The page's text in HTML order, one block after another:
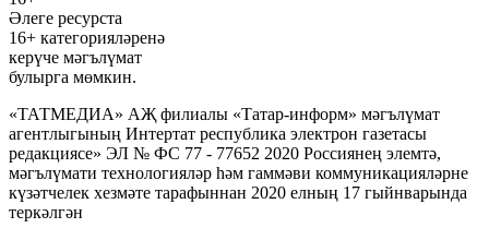
Әлеге ресурста
16+ категорияләренә
керүче мәгълүмат
булырга мөмкин.
«ТАТМЕДИА» АҖ филиалы «Татар-информ» мәгълүмат
агентлыгының Интертат республика электрон газетасы
редакциясе» ЭЛ № ФС 77 - 77652 2020 Россиянең элемтә,
мәгълүмати технологияләр һәм гаммәви коммуникацияләрне
күзәтчелек хезмәте тарафыннан 2020 елның 17 гыйнварында
теркәлгән